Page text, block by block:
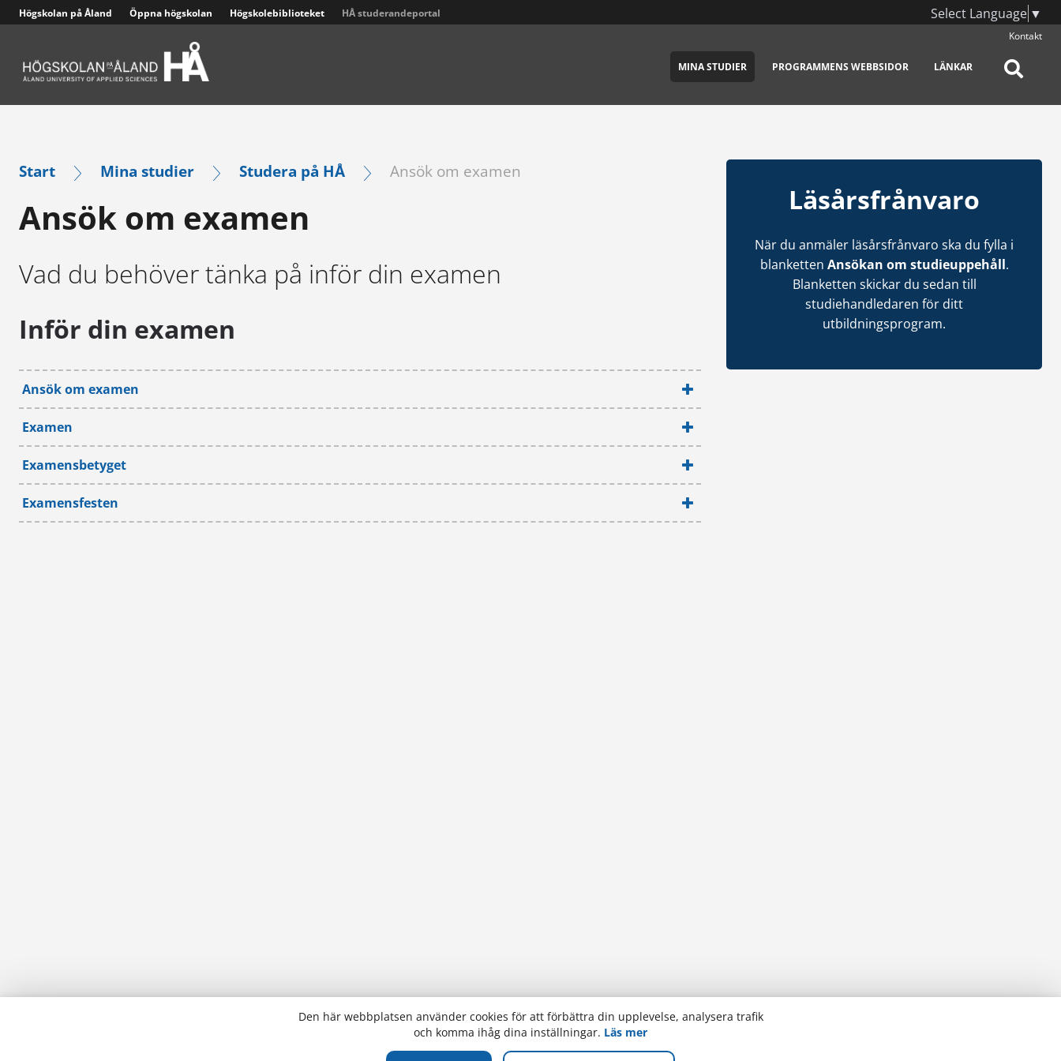
Högskolan på Åland Öppna högskolan Högskolebiblioteket HÅ studerandeportal Select Language ▼
Kontakt
MINA STUDIER PROGRAMMENS WEBBSIDOR LÄNKAR
Start Mina studier Studera på HÅ Ansök om examen
Ansök om examen
Vad du behöver tänka på inför din examen
Inför din examen
Ansök om examen
Examen
Examensbetyget
Examensfesten
Läsårsfrånvaro
När du anmäler läsårsfrånvaro ska du fylla i
blanketten Ansökan om studieuppehåll.
Blanketten skickar du sedan till
studiehandledaren för ditt
utbildningsprogram.
Den här webbplatsen använder cookies för att förbättra din upplevelse, analysera trafik
och komma ihåg dina inställningar. Läs mer